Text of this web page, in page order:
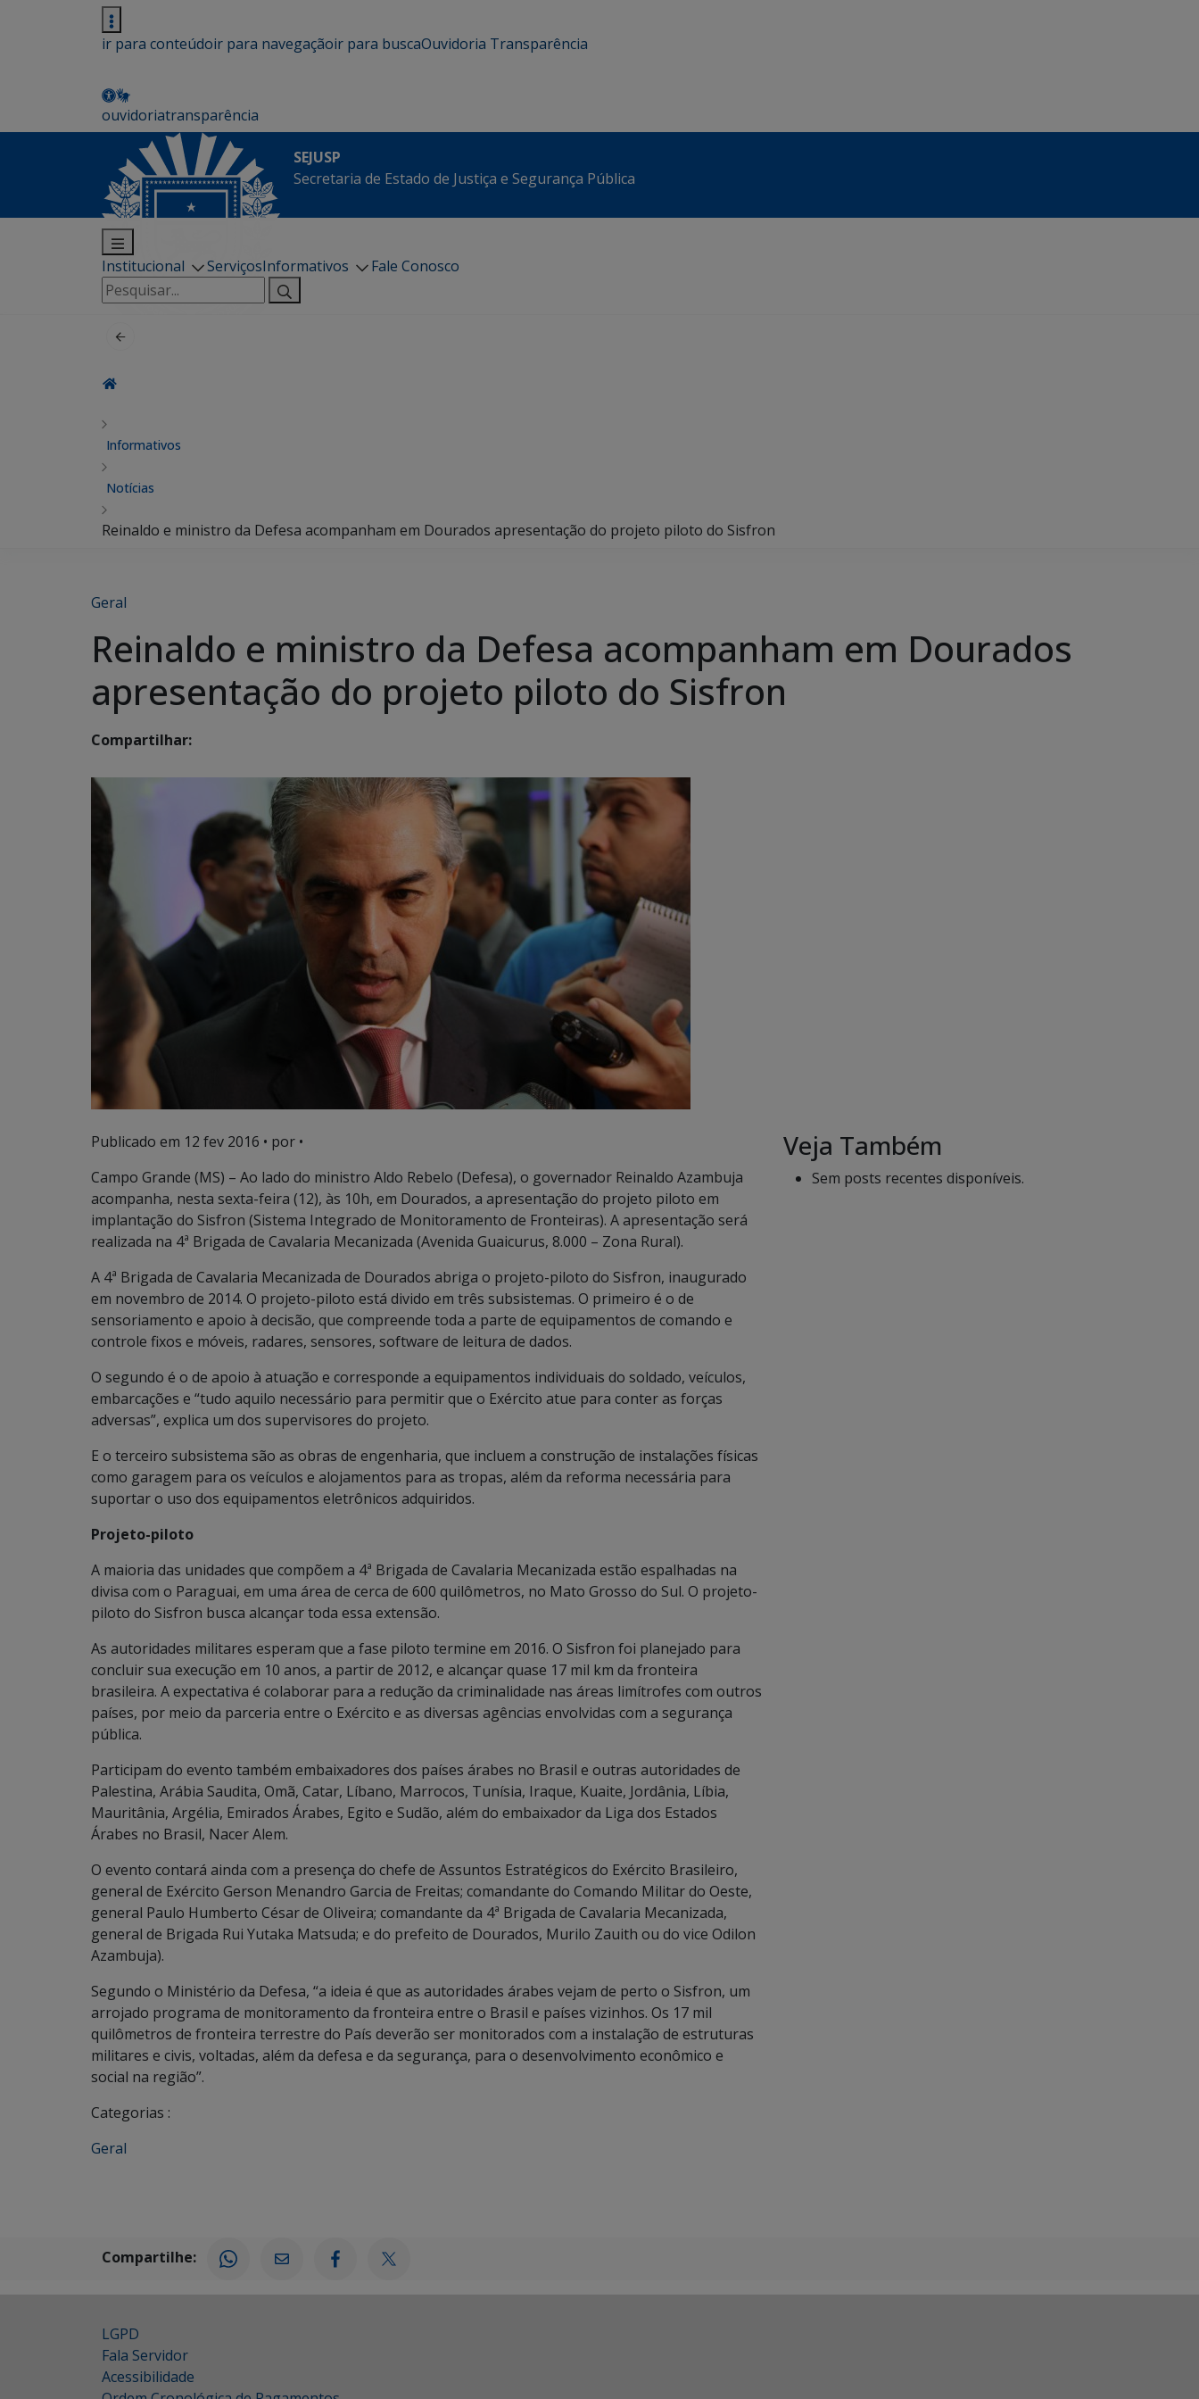
ir para conteúdoir para navegaçãoir para buscaOuvidoria Transparência
ouvidoriatransparência
SEJUSP
Secretaria de Estado de Justiça e Segurança Pública
Institucional ServiçosInformativos
Fale Conosco
Pesquisar
por:
Informativos
Notícias
Reinaldo e ministro da Defesa acompanham em Dourados apresentação do projeto piloto do Sisfron
Geral
Reinaldo e ministro da Defesa acompanham em Dourados
apresentação do projeto piloto do Sisfron
Compartilhar:
Publicado em 12 fev 2016 • por •
Campo Grande (MS) – Ao lado do ministro Aldo Rebelo (Defesa), o governador Reinaldo Azambuja
acompanha, nesta sexta-feira (12), às 10h, em Dourados, a apresentação do projeto piloto em
implantação do Sisfron (Sistema Integrado de Monitoramento de Fronteiras). A apresentação será
realizada na 4ª Brigada de Cavalaria Mecanizada (Avenida Guaicurus, 8.000 – Zona Rural).
A 4ª Brigada de Cavalaria Mecanizada de Dourados abriga o projeto-piloto do Sisfron, inaugurado
em novembro de 2014. O projeto-piloto está divido em três subsistemas. O primeiro é o de
sensoriamento e apoio à decisão, que compreende toda a parte de equipamentos de comando e
controle fixos e móveis, radares, sensores, software de leitura de dados.
O segundo é o de apoio à atuação e corresponde a equipamentos individuais do soldado, veículos,
embarcações e “tudo aquilo necessário para permitir que o Exército atue para conter as forças
adversas”, explica um dos supervisores do projeto.
E o terceiro subsistema são as obras de engenharia, que incluem a construção de instalações físicas
como garagem para os veículos e alojamentos para as tropas, além da reforma necessária para
suportar o uso dos equipamentos eletrônicos adquiridos.
Projeto-piloto
A maioria das unidades que compõem a 4ª Brigada de Cavalaria Mecanizada estão espalhadas na
divisa com o Paraguai, em uma área de cerca de 600 quilômetros, no Mato Grosso do Sul. O projeto-
piloto do Sisfron busca alcançar toda essa extensão.
As autoridades militares esperam que a fase piloto termine em 2016. O Sisfron foi planejado para
concluir sua execução em 10 anos, a partir de 2012, e alcançar quase 17 mil km da fronteira
brasileira. A expectativa é colaborar para a redução da criminalidade nas áreas limítrofes com outros
países, por meio da parceria entre o Exército e as diversas agências envolvidas com a segurança
pública.
Participam do evento também embaixadores dos países árabes no Brasil e outras autoridades de
Palestina, Arábia Saudita, Omã, Catar, Líbano, Marrocos, Tunísia, Iraque, Kuaite, Jordânia, Líbia,
Mauritânia, Argélia, Emirados Árabes, Egito e Sudão, além do embaixador da Liga dos Estados
Árabes no Brasil, Nacer Alem.
O evento contará ainda com a presença do chefe de Assuntos Estratégicos do Exército Brasileiro,
general de Exército Gerson Menandro Garcia de Freitas; comandante do Comando Militar do Oeste,
general Paulo Humberto César de Oliveira; comandante da 4ª Brigada de Cavalaria Mecanizada,
general de Brigada Rui Yutaka Matsuda; e do prefeito de Dourados, Murilo Zauith ou do vice Odilon
Azambuja).
Segundo o Ministério da Defesa, “a ideia é que as autoridades árabes vejam de perto o Sisfron, um
arrojado programa de monitoramento da fronteira entre o Brasil e países vizinhos. Os 17 mil
quilômetros de fronteira terrestre do País deverão ser monitorados com a instalação de estruturas
militares e civis, voltadas, além da defesa e da segurança, para o desenvolvimento econômico e
social na região”.
Categorias :
Geral
Veja Também
Sem posts recentes disponíveis.
Compartilhe:
LGPD
Fala Servidor
Acessibilidade